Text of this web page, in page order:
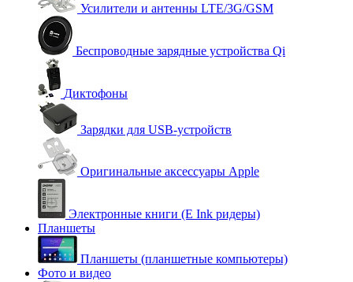
Усилители и антенны LTE/3G/GSM
Беспроводные зарядные устройства Qi
Диктофоны
Зарядки для USB-устройств
Оригинальные аксессуары Apple
Электронные книги (E Ink ридеры)
Планшеты
Планшеты (планшетные компьютеры)
Фото и видео